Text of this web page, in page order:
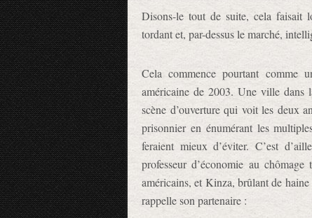
Disons-le tout de suite, cela faisait
tordant et, par-dessus le marché,
Cela commence pourtant comme
américaine de 2003. Une ville dans
scène d’ouverture qui voit les deux
prisonnier en énumérant les
feraient mieux d’éviter. C’est
professeur d’économie au
américains, et Kinza, brûlant de
rappelle son partenaire :